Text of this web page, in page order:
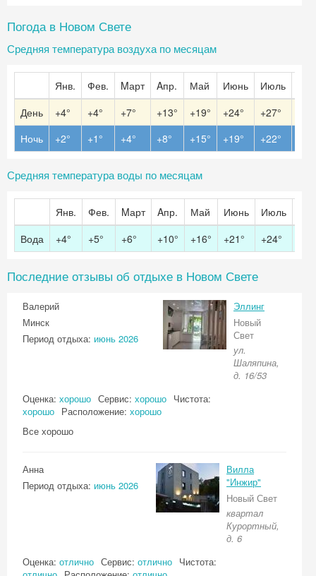
Погода в Новом Свете
Средняя температура воздуха по месяцам
Янв. Фев. Mарт Aпр. Май Июнь Июль
День
+4° +4° +7° +13° +19° +24° +27°
Ночь
+2° +1° +4° +8° +15° +19° +22°
Средняя температура воды по месяцам
Янв. Фев. Mарт Aпр. Май Июнь Июль
Вода
+4° +5° +6° +10° +16° +21° +24°
Последние отзывы об отдыхе в Новом Свете
Валерий
Минск
Период отдыха: июнь 2026
Эллинг
Новый
Свет
ул.
Шаляпина,
д. 16/53
Оценка: хорошо Сервис: хорошо Чистота:
хорошо Расположение: хорошо
Все хорошо
Анна
Период отдыха: июнь 2026
Вилла
"Инжир"
Новый Свет
квартал
Курортный,
д. 6
Оценка: отлично Сервис: отлично Чистота: